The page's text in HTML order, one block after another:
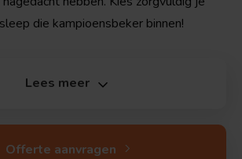
die kampioensbeker binnen!
Lees meer
Offerte aanvragen